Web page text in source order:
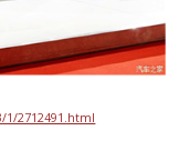
2712491.html